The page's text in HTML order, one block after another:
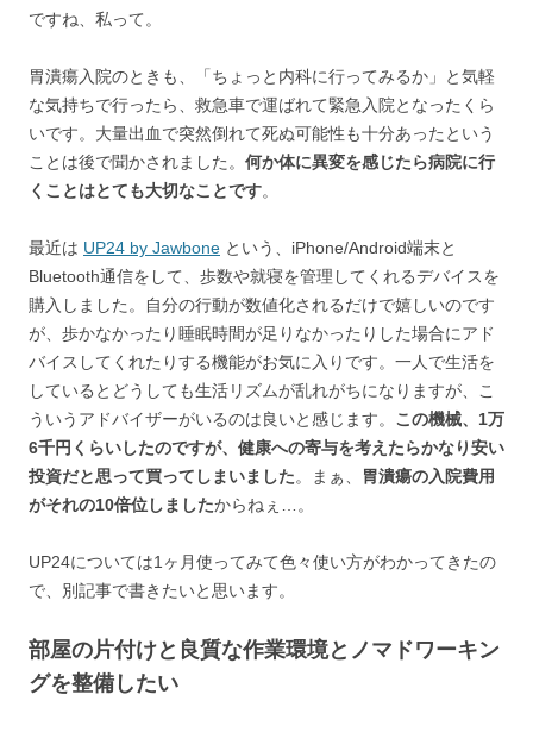
ですね、私って。
胃潰瘍入院のときも、「ちょっと内科に行ってみるか」と気軽
な気持ちで行ったら、救急車で運ばれて緊急入院となったくら
いです。大量出血で突然倒れて死ぬ可能性も十分あったという
ことは後で聞かされました。 何か体に異変を感じたら病院に行
くことはとても大切なことです。
最近は UP24 by Jawbone という、iPhone/Android端末と
Bluetooth通信をして、歩数や就寝を管理してくれるデバイスを
購入しました。自分の行動が数値化されるだけで嬉しいのです
が、歩かなかったり睡眠時間が足りなかったりした場合にアド
バイスしてくれたりする機能がお気に入りです。一人で生活を
しているとどうしても生活リズムが乱れがちになりますが、こ
ういうアドバイザーがいるのは良いと感じます。 この機械、1万
6千円くらいしたのですが、健康への寄与を考えたらかなり安い
投資だと思って買ってしまいました。まぁ、
胃潰瘍の入院費用
がそれの10倍位しましたからねぇ…。
UP24については1ヶ月使ってみて色々使い方がわかってきたの
で、別記事で書きたいと思います。
部屋の片付けと良質な作業環境とノマドワーキン
グを整備したい